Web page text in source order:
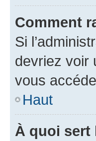
Comment
Si
devriez voir
vous
Haut
À quoi sert